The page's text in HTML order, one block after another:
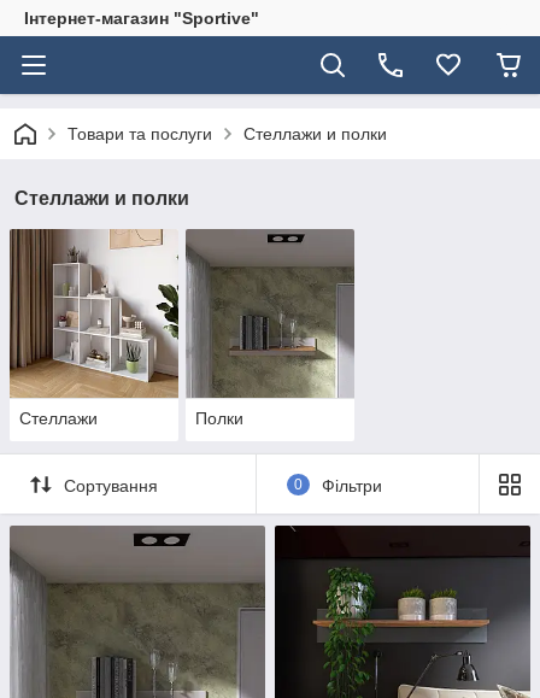
Інтернет-магазин "Sportive"
Товари та послуги Стеллажи и полки
Стеллажи и полки
Стеллажи Полки
Сортування 0 Фільтри